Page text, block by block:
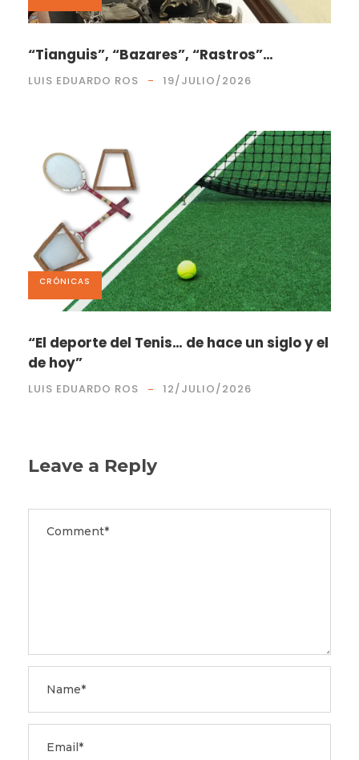
“Tianguis”, “Bazares”, “Rastros”…
LUIS EDUARDO ROS 19/JULIO/2026
CRÓNICAS
“El deporte del Tenis… de hace un siglo y el
de hoy”
LUIS EDUARDO ROS 12/JULIO/2026
Leave a Reply